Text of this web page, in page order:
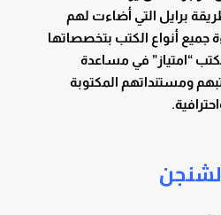
برايل التي أضاءت لهم
جميع أنواع الكتب بتخصصاتها
“امتياز” في مساعدة
ومستنداتهم المكتوبة